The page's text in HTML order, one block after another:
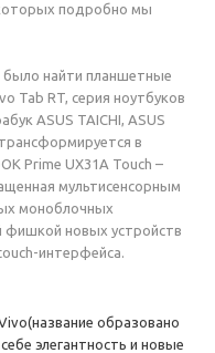
подробно мы
найти планшетные
Tab RT, серия ноутбуков
ASUS TAICHI, ASUS
в
Prime UX31A Touch –
мультисенсорным
моноблочных
фишкой новых устройств
интерфейса.
образовано
элегантность и новые